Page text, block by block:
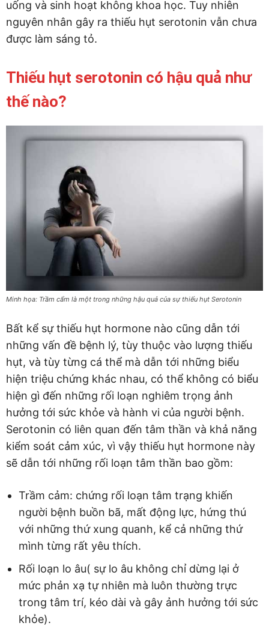
uống và sinh hoạt không khoa học. Tuy nhiên
nguyên nhân gây ra thiếu hụt serotonin vẫn chưa
được làm sáng tỏ.
Thiếu hụt serotonin có hậu quả như
thế nào?
Minh họa: Trầm cẩm là một trong những hậu quả của sự thiếu hụt Serotonin
Bất kể sự thiếu hụt hormone nào cũng dẫn tới
những vấn đề bệnh lý, tùy thuộc vào lượng thiếu
hụt, và tùy từng cá thể mà dẫn tới những biểu
hiện triệu chứng khác nhau, có thể không có biểu
hiện gì đến những rối loạn nghiêm trọng ảnh
hưởng tới sức khỏe và hành vi của người bệnh.
Serotonin có liên quan đến tâm thần và khả năng
kiểm soát cảm xúc, vì vậy thiếu hụt hormone này
sẽ dẫn tới những rối loạn tâm thần bao gồm:
Trầm cảm: chứng rối loạn tâm trạng khiến
người bệnh buồn bã, mất động lực, hứng thú
với những thứ xung quanh, kể cả những thứ
mình từng rất yêu thích.
Rối loạn lo âu( sự lo âu không chỉ dừng lại ở
mức phản xạ tự nhiên mà luôn thường trực
trong tâm trí, kéo dài và gây ảnh hưởng tới sức
khỏe).